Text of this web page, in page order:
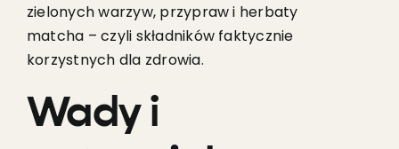
zielonych warzyw, przypraw i herbaty
matcha – czyli składników faktycznie
korzystnych dla zdrowia.
Wady i